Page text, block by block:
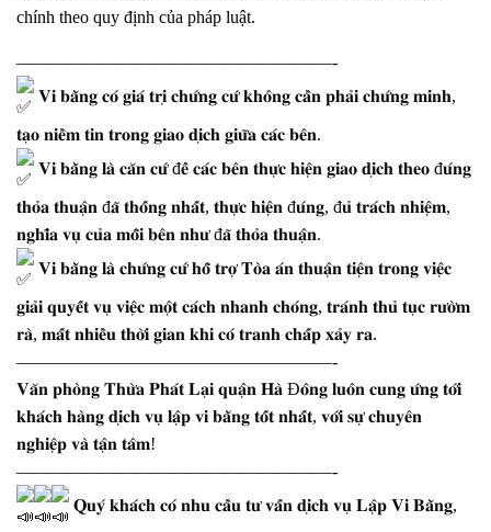
chính theo quy định của pháp luật.
——————————————————-
𝐕𝐢 𝐛𝐚̆̀𝐧𝐠 𝐜𝐨́ 𝐠𝐢𝐚́ 𝐭𝐫𝐢̣ 𝐜𝐡𝐮̛́𝐧𝐠 𝐜𝐮̛́ 𝐤𝐡𝐨̂𝐧𝐠 𝐜𝐚̂̀𝐧 𝐩𝐡𝐚̉𝐢 𝐜𝐡𝐮̛́𝐧𝐠 𝐦𝐢𝐧𝐡,
𝐭𝐚̣𝐨 𝐧𝐢𝐞̂̀𝐦 𝐭𝐢𝐧 𝐭𝐫𝐨𝐧𝐠 𝐠𝐢𝐚𝐨 𝐝𝐢̣𝐜𝐡 𝐠𝐢𝐮̛̃𝐚 𝐜𝐚́𝐜 𝐛𝐞̂𝐧.
𝐕𝐢 𝐛𝐚̆̀𝐧𝐠 𝐥𝐚̀ 𝐜𝐚̆𝐧 𝐜𝐮̛́ đ𝐞̂̉ 𝐜𝐚́𝐜 𝐛𝐞̂𝐧 𝐭𝐡𝐮̛̣𝐜 𝐡𝐢𝐞̣̂𝐧 𝐠𝐢𝐚𝐨 𝐝𝐢̣𝐜𝐡 𝐭𝐡𝐞𝐨 đ𝐮́𝐧𝐠
𝐭𝐡𝐨̉𝐚 𝐭𝐡𝐮𝐚̣̂𝐧 đ𝐚̃ 𝐭𝐡𝐨̂́𝐧𝐠 𝐧𝐡𝐚̂́𝐭, 𝐭𝐡𝐮̛̣𝐜 𝐡𝐢𝐞̣̂𝐧 đ𝐮́𝐧𝐠, đ𝐮̉ 𝐭𝐫𝐚́𝐜𝐡 𝐧𝐡𝐢𝐞̣̂𝐦,
𝐧𝐠𝐡𝐢̃𝐚 𝐯𝐮̣ 𝐜𝐮̉𝐚 𝐦𝐨̂̃𝐢 𝐛𝐞̂𝐧 𝐧𝐡𝐮̛ đ𝐚̃ 𝐭𝐡𝐨̉𝐚 𝐭𝐡𝐮𝐚̣̂𝐧.
𝐕𝐢 𝐛𝐚̆̀𝐧𝐠 𝐥𝐚̀ 𝐜𝐡𝐮̛́𝐧𝐠 𝐜𝐮̛́ 𝐡𝐨̂̃ 𝐭𝐫𝐨̛̣ 𝐓𝐨̀𝐚 𝐚́𝐧 𝐭𝐡𝐮𝐚̣̂𝐧 𝐭𝐢𝐞̣̂𝐧 𝐭𝐫𝐨𝐧𝐠 𝐯𝐢𝐞̣̂𝐜
𝐠𝐢𝐚̉𝐢 𝐪𝐮𝐲𝐞̂́𝐭 𝐯𝐮̣ 𝐯𝐢𝐞̣̂𝐜 𝐦𝐨̣̂𝐭 𝐜𝐚́𝐜𝐡 𝐧𝐡𝐚𝐧𝐡 𝐜𝐡𝐨́𝐧𝐠, 𝐭𝐫𝐚́𝐧𝐡 𝐭𝐡𝐮̉ 𝐭𝐮̣𝐜 𝐫𝐮̛𝐨̛̀𝐦
𝐫𝐚̀, 𝐦𝐚̂́𝐭 𝐧𝐡𝐢𝐞̂̀𝐮 𝐭𝐡𝐨̛̀𝐢 𝐠𝐢𝐚𝐧 𝐤𝐡𝐢 𝐜𝐨́ 𝐭𝐫𝐚𝐧𝐡 𝐜𝐡𝐚̂́𝐩 𝐱𝐚̉𝐲 𝐫𝐚.
——————————————————-
𝐕𝐚̆𝐧 𝐩𝐡𝐨̀𝐧𝐠 𝐓𝐡𝐮̛̀𝐚 𝐏𝐡𝐚́𝐭 𝐋𝐚̣𝐢 𝐪𝐮𝐚̣̂𝐧 𝐇𝐚̀ Đ𝐨̂𝐧𝐠 𝐥𝐮𝐨̂𝐧 𝐜𝐮𝐧𝐠 𝐮̛́𝐧𝐠 𝐭𝐨̛́𝐢
𝐤𝐡𝐚́𝐜𝐡 𝐡𝐚̀𝐧𝐠 𝐝𝐢̣𝐜𝐡 𝐯𝐮̣ 𝐥𝐚̣̂𝐩 𝐯𝐢 𝐛𝐚̆̀𝐧𝐠 𝐭𝐨̂́𝐭 𝐧𝐡𝐚̂́𝐭, 𝐯𝐨̛́𝐢 𝐬𝐮̛̣ 𝐜𝐡𝐮𝐲𝐞̂𝐧
𝐧𝐠𝐡𝐢𝐞̣̂𝐩 𝐯𝐚̀ 𝐭𝐚̣̂𝐧 𝐭𝐚̂𝐦!
——————————————————-
𝐐𝐮𝐲́ 𝐤𝐡𝐚́𝐜𝐡 𝐜𝐨́ 𝐧𝐡𝐮 𝐜𝐚̂̀𝐮 𝐭𝐮̛ 𝐯𝐚̂́𝐧 𝐝𝐢̣𝐜𝐡 𝐯𝐮̣ 𝐋𝐚̣̂𝐩 𝐕𝐢 𝐁𝐚̆̀𝐧𝐠,